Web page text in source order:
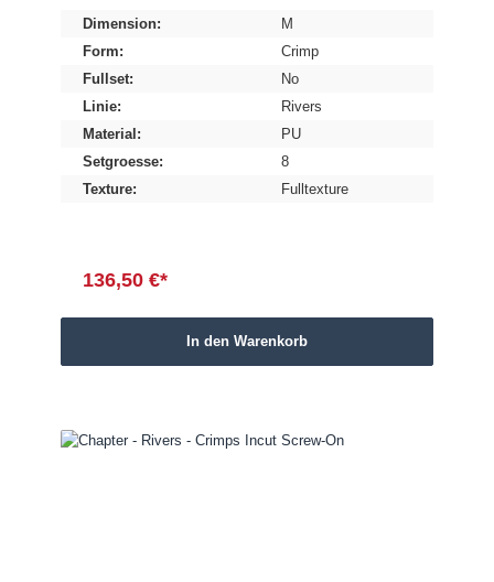
Dimension:
M
Form:
Crimp
Fullset:
No
Linie:
Rivers
Material:
PU
Setgroesse:
8
Texture:
Fulltexture
136,50 €*
In den Warenkorb